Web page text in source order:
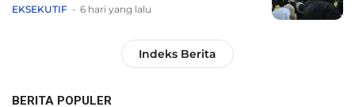
EKSEKUTIF 6 hari yang lalu
Indeks Berita
BERITA POPULER